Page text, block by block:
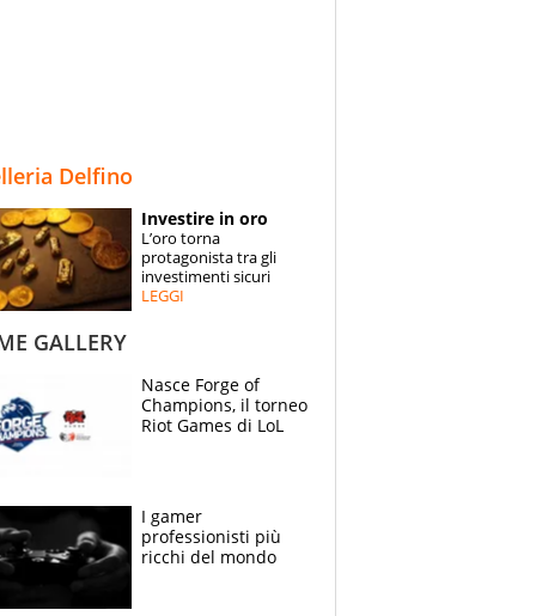
SPECIALI
ESPERTI
Delfino
Investire in oro
L’oro torna
protagonista tra gli
investimenti sicuri
LEGGI
GALLERY
Nasce Forge of
Champions, il torneo
Riot Games di LoL
I gamer
professionisti più
ricchi del mondo